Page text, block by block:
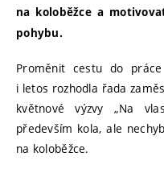
na koloběžce a
pohybu.
Proměnit cestu do
i letos rozhodla řada
květnové výzvy „Na
především kola, ale
na koloběžce.